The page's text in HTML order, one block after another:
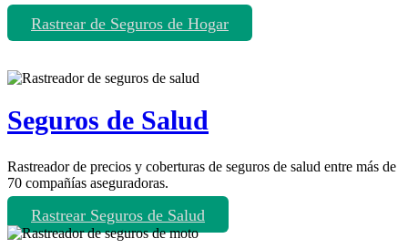
Rastrear de Seguros de Hogar
Seguros de Salud
Rastreador de precios y coberturas de seguros de salud entre más de
70 compañías aseguradoras.
Rastrear Seguros de Salud